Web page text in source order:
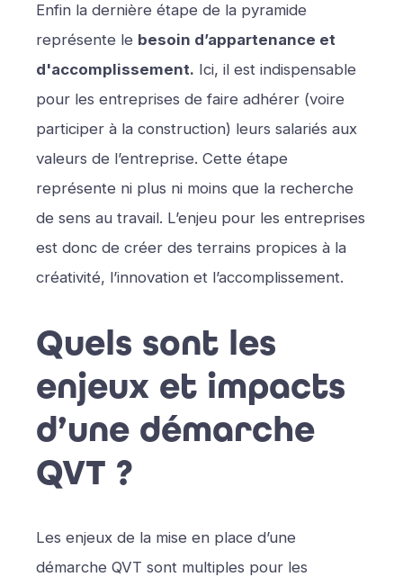
Enfin la dernière étape de la pyramide
représente le besoin d’appartenance et
d'accomplissement. Ici, il est indispensable
pour les entreprises de faire adhérer (voire
participer à la construction) leurs salariés aux
valeurs de l’entreprise. Cette étape
représente ni plus ni moins que la recherche
de sens au travail. L’enjeu pour les entreprises
est donc de créer des terrains propices à la
créativité, l’innovation et l’accomplissement.
Quels sont les
enjeux et impacts
d’une démarche
QVT ?
Les enjeux de la mise en place d’une
démarche QVT sont multiples pour les